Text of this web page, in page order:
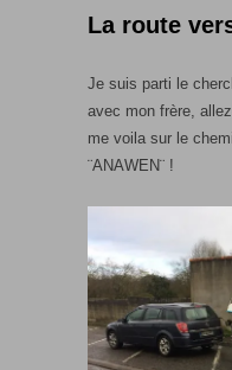
La route
Je suis parti le
avec mon frère,
me voila sur le
¨ANAWEN¨ !